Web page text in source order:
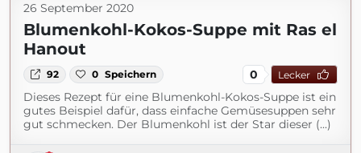
26 September 2020
Blumenkohl-Kokos-Suppe mit Ras el
Hanout
92 0 Speichern 0 Lecker
Dieses Rezept für eine Blumenkohl-Kokos-Suppe ist ein
gutes Beispiel dafür, dass einfache Gemüsesuppen sehr
gut schmecken. Der Blumenkohl ist der Star dieser (...)